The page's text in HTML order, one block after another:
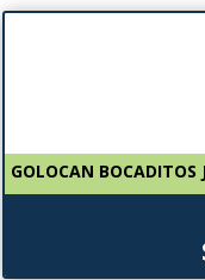
GOLOCAN BOCADITOS